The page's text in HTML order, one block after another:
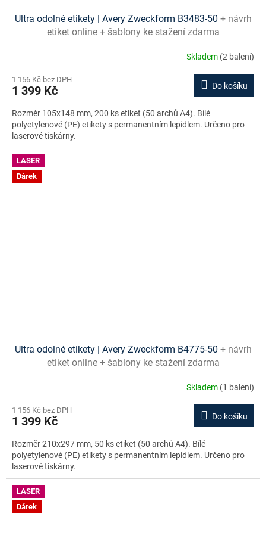
Ultra odolné etikety | Avery Zweckform B3483-50 + návrh
etiket online + šablony ke stažení zdarma
Skladem (2 balení)
1 156 Kč bez DPH
1 399 Kč Do košíku
Rozměr 105x148 mm, 200 ks etiket (50 archů A4). Bílé
polyetylenové (PE) etikety s permanentním lepidlem. Určeno pro
laserové tiskárny.
LASER
Dárek
Ultra odolné etikety | Avery Zweckform B4775-50 + návrh
etiket online + šablony ke stažení zdarma
Skladem (1 balení)
1 156 Kč bez DPH
1 399 Kč Do košíku
Rozměr 210x297 mm, 50 ks etiket (50 archů A4). Bílé
polyetylenové (PE) etikety s permanentním lepidlem. Určeno pro
laserové tiskárny.
LASER
Dárek